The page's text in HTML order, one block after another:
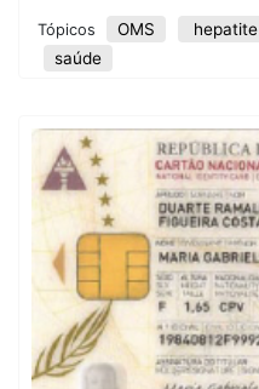
Tópicos OMS hepatite
saúde